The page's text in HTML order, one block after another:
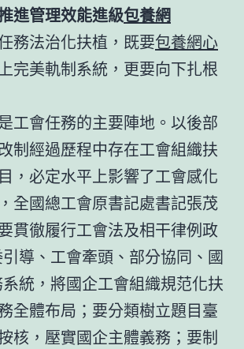
進管理效能進級包養網
務法治化扶植，既要包養網心
完美軌制系統，更要向下扎根
工會任務的主要陣地。以後部
制經過歷程中存在工會組織扶
，必定水平上影響了工會感化
全國總工會原書記處書記張茂
貫徹履行工會法及相干律例政
導、工會牽頭、部分協同、國
統，將國企工會組織規范化扶
全體布局；要分類樹立題目臺
核，壓實國企主體義務；要制